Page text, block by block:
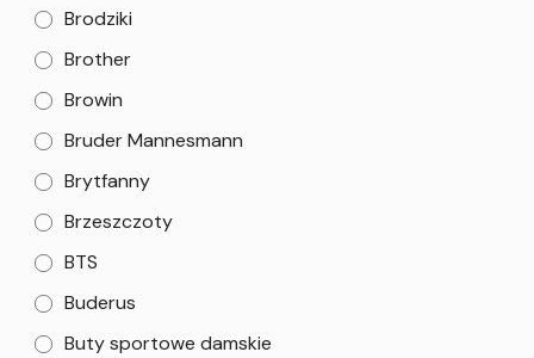
Brodziki
Brother
Browin
Bruder Mannesmann
Brytfanny
Brzeszczoty
BTS
Buderus
Buty sportowe damskie